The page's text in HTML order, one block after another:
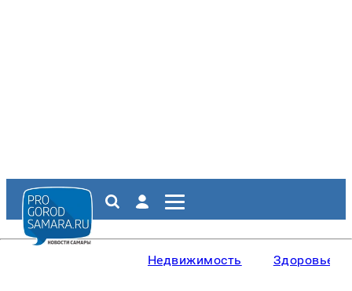
Недвижимость Здоровье